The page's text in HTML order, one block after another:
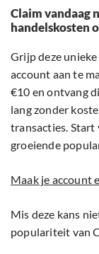
Claim vandaag
handelskosten
Grijp deze
account aan te
€10 en ontvang
lang zonder
transacties. Start
groeiende
Maak je account
Mis deze kans
populariteit van